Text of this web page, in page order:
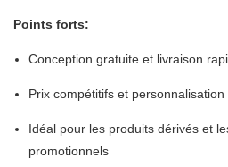
Points forts:
Conception gratuite et livraison
Prix ​​compétitifs et personnalisation
Idéal pour les produits dérivés et
promotionnels